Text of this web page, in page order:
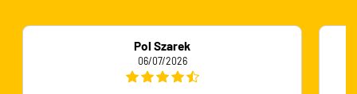
Pol Szarek
06/07/2026